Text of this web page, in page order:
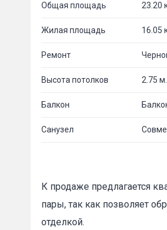
Общая площадь 23.20
Жилая площадь 16.05
Ремонт
Высота потолков 2.75 м.
Балкон
Санузел
К продаже предлагается
пары, так как позволяет
отделкой.